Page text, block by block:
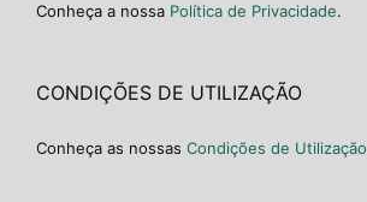
Conheça a nossa Política de Privacidade.
CONDIÇÕES DE UTILIZAÇÃO
Conheça as nossas Condições de Utilização